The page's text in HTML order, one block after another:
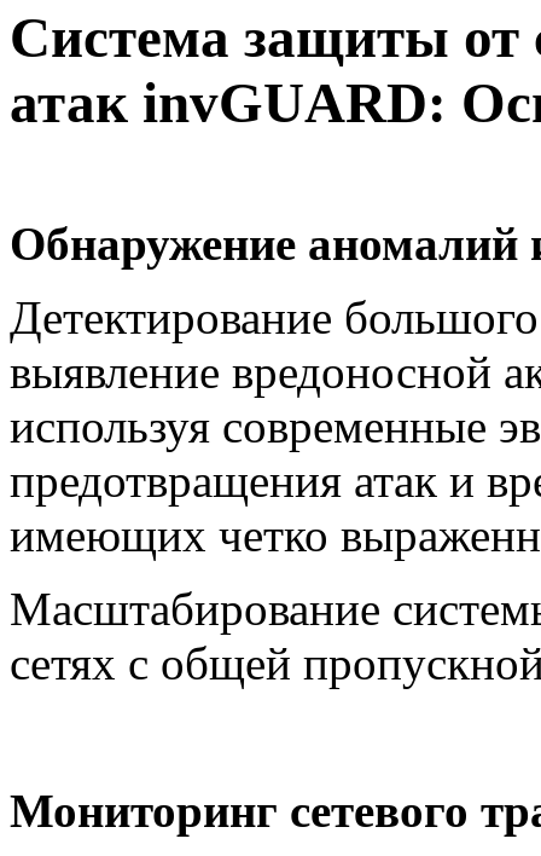
Система защиты от
атак invGUARD:
Обнаружение аномалий
Детектирование
выявление вредоносной
используя современные
предотвращения атак и
имеющих четко
Масштабирование
сетях с общей
Мониторинг сетевого